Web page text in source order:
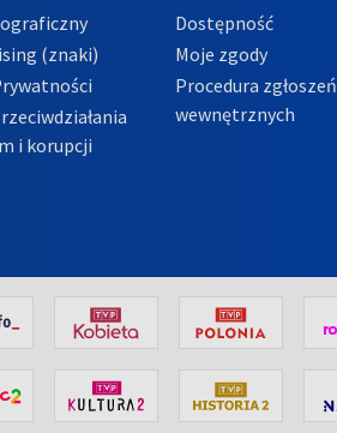
(znaki)
i korupcji
Dostępność
Moje zgody
Procedura zgłoszeń
wewnętrznych